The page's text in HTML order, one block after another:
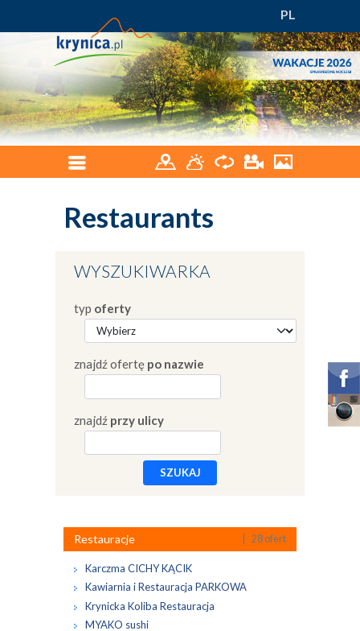
PL
Restaurants
WYSZUKIWARKA
typ oferty
znajdź ofertę po nazwie
znajdź przy ulicy
SZUKAJ
Restauracje | 28 ofert
Karczma CICHY KĄCIK
Kawiarnia i Restauracja PARKOWA
Krynicka Koliba Restauracja
MYAKO sushi